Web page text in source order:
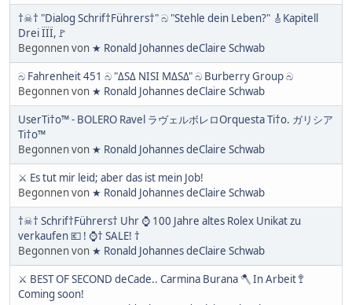
†☠† "Dialog Schrif†Führers†" බ "Stehle dein Leben?" 🎸Kapitell
Drei ÏÏÏ,🚩
Begonnen von ★ Ronald Johannes deClaire Schwab
බ Fahrenheit 451 බ "ΔЅΔ NIЅI ΜΔЅΔ" බ Burberry Group බ
Begonnen von ★ Ronald Johannes deClaire Schwab
UserTi†o™ - BOLERO Ravel ラヴェルボレロOrquesta Ti†o. ガリシア
Ti†o™
Begonnen von ★ Ronald Johannes deClaire Schwab
⚔ Es tut mir leid; aber das ist mein Job!
Begonnen von ★ Ronald Johannes deClaire Schwab
†☠† Schrif†Führers† Uhr ⌚ 100 Jahre altes Rolex Unikat zu
verkaufen 💶 ! ⌚† SALE! †
Begonnen von ★ Ronald Johannes deClaire Schwab
⚔ BEST OF SECOND deCade.. Carmina Burana 🪓 In Arbeit 🚏
Coming soon!